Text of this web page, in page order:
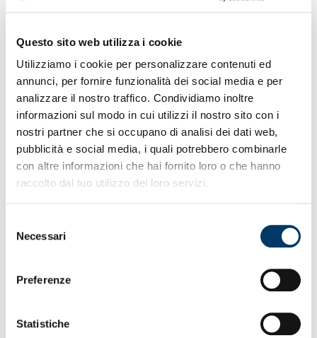
Questo sito web utilizza i cookie
Utilizziamo i cookie per personalizzare contenuti ed
annunci, per fornire funzionalità dei social media e per
analizzare il nostro traffico. Condividiamo inoltre
informazioni sul modo in cui utilizzi il nostro sito con i
nostri partner che si occupano di analisi dei dati web,
pubblicità e social media, i quali potrebbero combinarle
con altre informazioni che hai fornito loro o che hanno
raccolto dal tuo utilizzo dei loro servizi.
delNecessari
Preferenze
Statistiche
‘Gila’ studia le mosse. Si allunga la lista dei pullman dei
club Acg per la trasferta. Amichevole a Pavia per il
Genoa Women.
Nuvole, pioggia, sole. In questo scenario il gruppo ha
affrontato il terzo e quarto allenamento della settimana.